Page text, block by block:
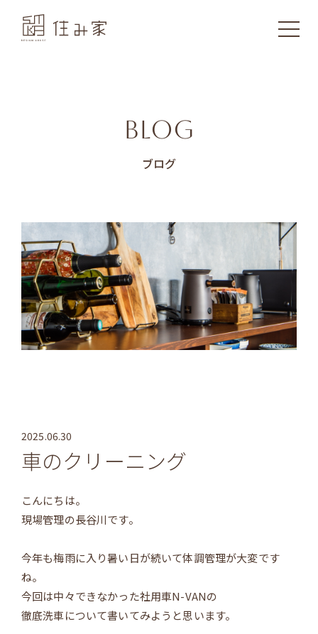
BLOG
ブログ
2025.06.30
車のクリーニング
こんにちは。
現場管理の長谷川です。
今年も梅雨に入り暑い日が続いて体調管理が大変です
ね。
今回は中々できなかった社用車N-VANの
徹底洗車について書いてみようと思います。